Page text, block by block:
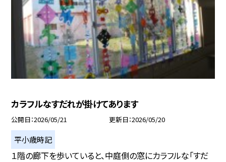
カラフルなすだれが掛けてあります
公開日 2026/05/21 更新日 2026/05/20
平小歳時記
１階の廊下を歩いていると、中庭側の窓にカラフルな「すだ